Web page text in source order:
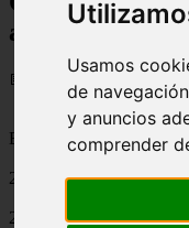
Usamos
de
y anuncios
comprender
autos
📅 19/08/2025
Bancos
2011-09-29
2558